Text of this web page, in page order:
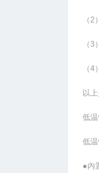
（
（
（
以
低
低
●内